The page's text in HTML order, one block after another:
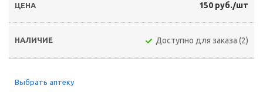
150 руб./шт
Доступно для заказа (2)
Выбрать аптеку